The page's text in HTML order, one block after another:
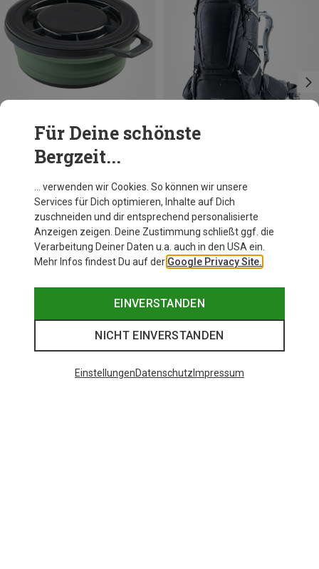
Escape Schüssel + Deckel
CHF 21.95
0.651L
Deuter
Aircontact Pro 75+10 Rucksack
CHF 379.95
Für Deine schönste
Bergzeit...
… verwenden wir Cookies. So können wir unsere
Services für Dich optimieren, Inhalte auf Dich
zuschneiden und dir entsprechend personalisierte
Anzeigen zeigen. Deine Zustimmung schließt ggf. die
Verarbeitung Deiner Daten u.a. auch in den USA ein.
Mehr Infos findest Du auf der Google Privacy Site.
EINVERSTANDEN
NICHT EINVERSTANDEN
EinstellungenDatenschutz Impressum